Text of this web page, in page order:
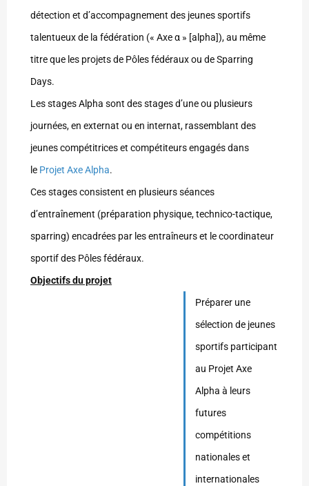
détection et d’accompagnement des jeunes sportifs
talentueux de la fédération (« Axe α » [alpha]), au même
titre que les projets de Pôles fédéraux ou de Sparring
Days.
Les stages Alpha sont des stages d’une ou plusieurs
journées, en externat ou en internat, rassemblant des
jeunes compétitrices et compétiteurs engagés dans
le Projet Axe Alpha.
Ces stages consistent en plusieurs séances
d’entraînement (préparation physique, technico-tactique,
sparring) encadrées par les entraîneurs et le coordinateur
sportif des Pôles fédéraux.
Objectifs du projet
Préparer une
sélection de jeunes
sportifs participant
au Projet Axe
Alpha à leurs
futures
compétitions
nationales et
internationales